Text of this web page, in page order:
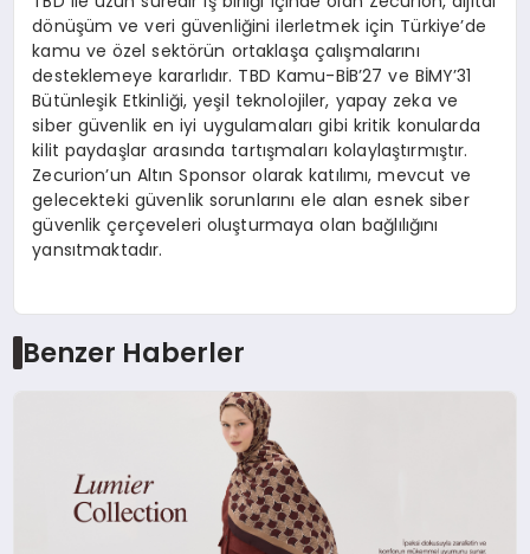
dönüşüm ve veri güvenliğini ilerletmek için Türkiye’de
kamu ve özel sektörün ortaklaşa çalışmalarını
desteklemeye kararlıdır. TBD Kamu-BİB’27 ve BİMY’31
Bütünleşik Etkinliği, yeşil teknolojiler, yapay zeka ve
siber güvenlik en iyi uygulamaları gibi kritik konularda
kilit paydaşlar arasında tartışmaları kolaylaştırmıştır.
Zecurion’un Altın Sponsor olarak katılımı, mevcut ve
gelecekteki güvenlik sorunlarını ele alan esnek siber
güvenlik çerçeveleri oluşturmaya olan bağlılığını
yansıtmaktadır.
Benzer Haberler